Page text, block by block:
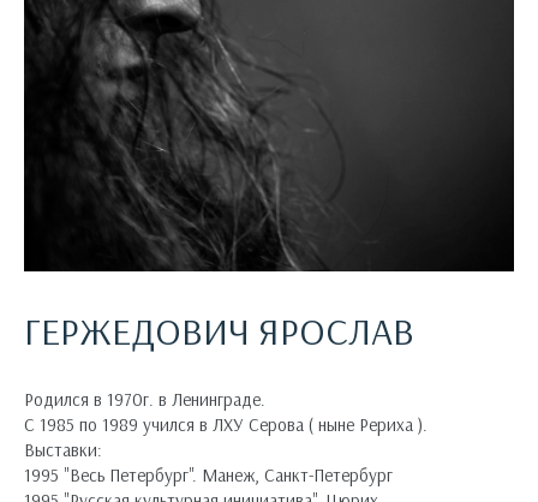
ГЕРЖЕДОВИЧ ЯРОСЛАВ
Родился в 1970г. в Ленинграде.
С 1985 по 1989 учился в ЛХУ Серова ( ныне Рериха ).
Выставки:
1995 "Весь Петербург". Манеж, Санкт-Петербург